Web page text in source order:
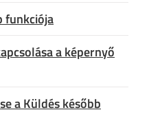
funkciója
a képernyő
a Küldés később